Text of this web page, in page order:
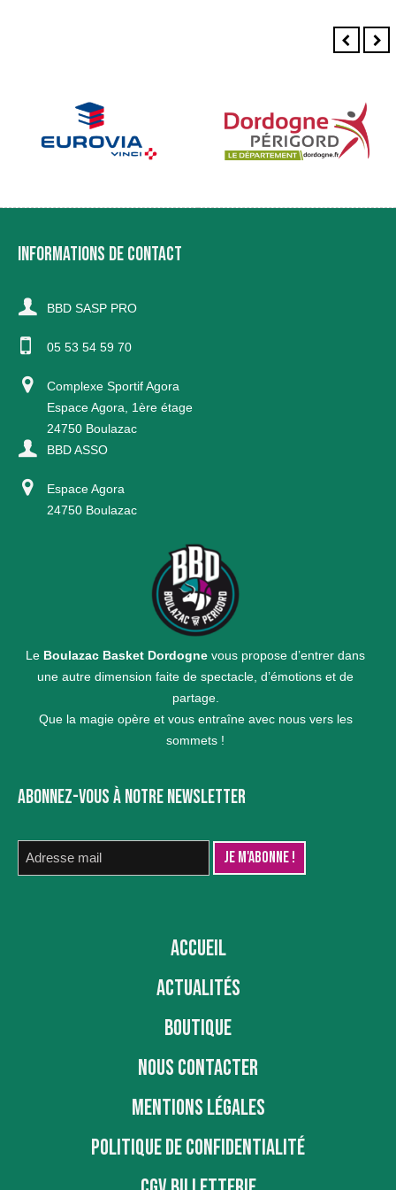
INFORMATIONS DE CONTACT
BBD SASP PRO
05 53 54 59 70
Complexe Sportif Agora
Espace Agora, 1ère étage
24750 Boulazac
BBD ASSO
Espace Agora
24750 Boulazac
Le Boulazac Basket Dordogne vous propose d’entrer dans
une autre dimension faite de spectacle, d’émotions et de
partage.
Que la magie opère et vous entraîne avec nous vers les
sommets !
ABONNEZ-VOUS À NOTRE NEWSLETTER
ACCUEIL
ACTUALITÉS
BOUTIQUE
NOUS CONTACTER
MENTIONS LÉGALES
POLITIQUE DE CONFIDENTIALITÉ